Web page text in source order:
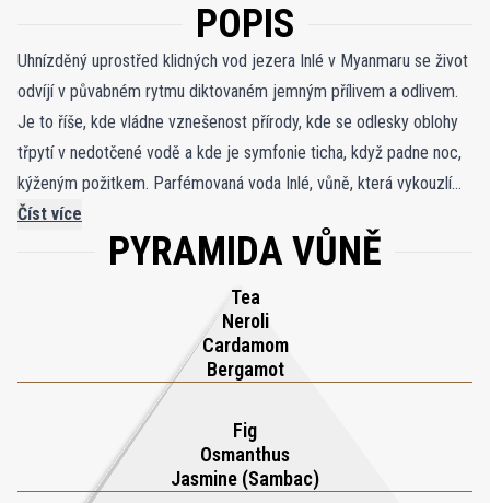
POPIS
Uhnízděný uprostřed klidných vod jezera Inlé v Myanmaru se život
odvíjí v půvabném rytmu diktovaném jemným přílivem a odlivem.
Je to říše, kde vládne vznešenost přírody, kde se odlesky oblohy
třpytí v nedotčené vodě a kde je symfonie ticha, když padne noc,
kýženým požitkem. Parfémovaná voda Inlé, vůně, která vykouzlí
toto éterické snění, vás přenese do okouzlujícího světa voňavých
snů. Harmonická kompozice spřádá tóny jasmínu, maté a
Inlé, kde kvete Osmanthus, ponořený do oblaku čaje, navozuje
nadčasové ticho nad klidným barmským jezerem. Rozvíjí se
opojné kouzlo jasmínového absolutu, připomínající opulentní
paláce klouzající po vodní hladině, vedené opojným olejem z
bergamotu. Zde, mezi plovoucími zahradami a svěžími sady, utká
štědrost přírody příběh vůní a chutí v čele s přepychovým
absolutem Osmanthus. Když svítání zalije jezero ve svém prvním
Číst více
PYRAMIDA VŮNĚ
Tea
Neroli
Cardamom
Bergamot
Fig
Osmanthus
Jasmine (Sambac)